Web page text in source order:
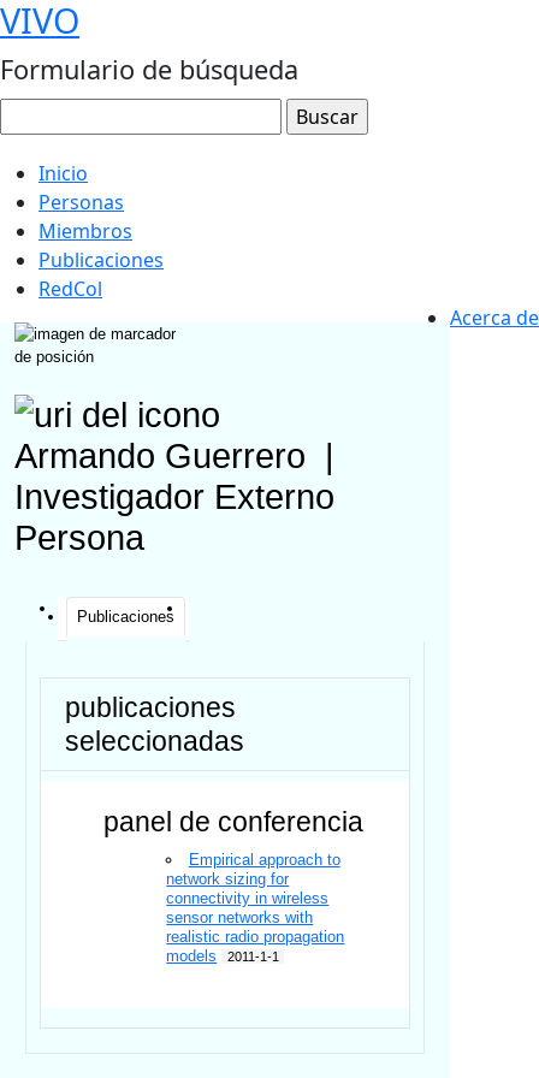
VIVO
Formulario de búsqueda
Inicio
Personas
Miembros
Publicaciones
RedCol
Acerca de
Armando Guerrero
Investigador Externo
Persona
Publicaciones
publicaciones
seleccionadas
panel de conferencia
Empirical approach to
network sizing for
connectivity in wireless
sensor networks with
realistic radio propagation
models
2011-1-1